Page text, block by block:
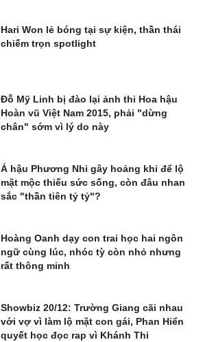
Hari Won lẻ bóng tại sự kiện, thần thái
chiếm trọn spotlight
Đỗ Mỹ Linh bị đào lại ảnh thi Hoa hậu
Hoàn vũ Việt Nam 2015, phải "dừng
chân" sớm vì lý do này
Á hậu Phương Nhi gây hoảng khi để lộ
mặt mộc thiếu sức sống, còn đâu nhan
sắc "thần tiên tỷ tỷ"?
Hoàng Oanh dạy con trai học hai ngôn
ngữ cùng lúc, nhóc tỳ còn nhỏ nhưng
rất thông minh
Showbiz 20/12: Trường Giang cãi nhau
với vợ vì làm lộ mặt con gái, Phan Hiển
quyết học đọc rap vì Khánh Thi